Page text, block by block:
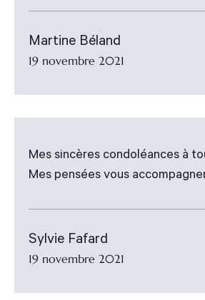
Martine Béland
19 novembre 2021
Mes sincères condoléances à
Mes pensées vous
Sylvie Fafard
19 novembre 2021